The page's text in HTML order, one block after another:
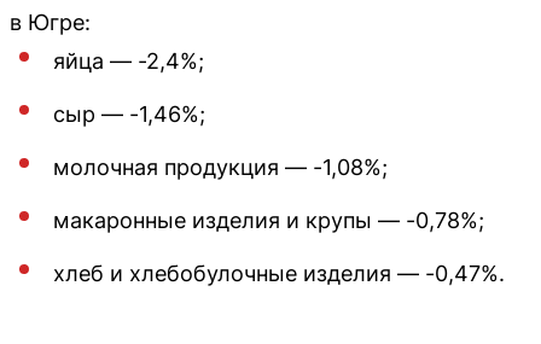
в Югре:
яйца — -2,4%;
сыр — -1,46%;
молочная продукция — -1,08%;
макаронные изделия и крупы — -0,78%;
хлеб и хлебобулочные изделия — -0,47%.